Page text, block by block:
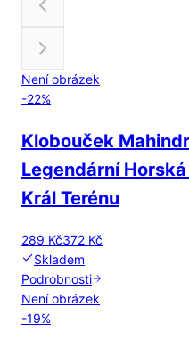
Není obrázek
-22%
Klobouček
Legendární
Král Terénu
289 Kč372 Kč
Skladem
Podrobnosti
Není obrázek
-19%